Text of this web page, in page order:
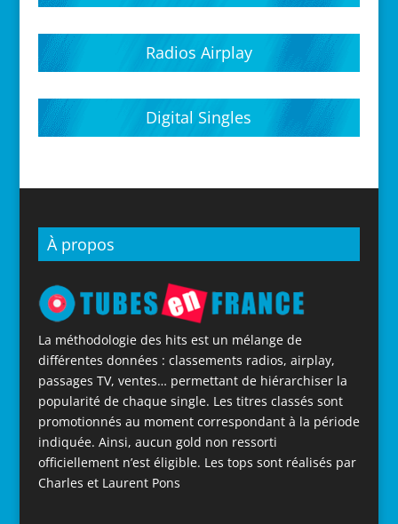
Radios Airplay
Digital Singles
À propos
La méthodologie des hits est un mélange de
différentes données : classements radios, airplay,
passages TV, ventes… permettant de hiérarchiser la
popularité de chaque single. Les titres classés sont
promotionnés au moment correspondant à la période
indiquée. Ainsi, aucun gold non ressorti
officiellement n’est éligible. Les tops sont réalisés par
Charles et Laurent Pons